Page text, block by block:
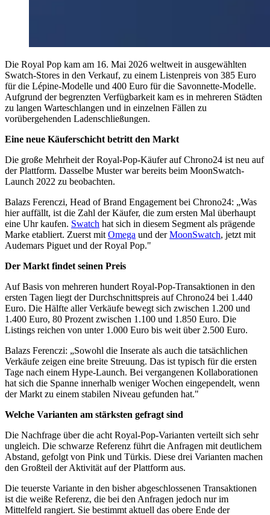
Die Royal Pop kam am 16. Mai 2026 weltweit in ausgewählten
Swatch-Stores in den Verkauf, zu einem Listenpreis von 385 Euro
für die Lépine-Modelle und 400 Euro für die Savonnette-Modelle.
Aufgrund der begrenzten Verfügbarkeit kam es in mehreren Städten
zu langen Warteschlangen und in einzelnen Fällen zu
vorübergehenden Ladenschließungen.
Eine neue Käuferschicht betritt den Markt
Die große Mehrheit der Royal-Pop-Käufer auf Chrono24 ist neu auf
der Plattform. Dasselbe Muster war bereits beim MoonSwatch-
Launch 2022 zu beobachten.
Balazs Ferenczi, Head of Brand Engagement bei Chrono24: „Was
hier auffällt, ist die Zahl der Käufer, die zum ersten Mal überhaupt
eine Uhr kaufen. Swatch hat sich in diesem Segment als prägende
Marke etabliert. Zuerst mit Omega und derMoonSwatch, jetzt mit
Audemars Piguet und der Royal Pop."
Der Markt findet seinen Preis
Auf Basis von mehreren hundert Royal-Pop-Transaktionen in den
ersten Tagen liegt der Durchschnittspreis auf Chrono24 bei 1.440
Euro. Die Hälfte aller Verkäufe bewegt sich zwischen 1.200 und
1.400 Euro, 80 Prozent zwischen 1.100 und 1.850 Euro. Die
Listings reichen von unter 1.000 Euro bis weit über 2.500 Euro.
Balazs Ferenczi: „Sowohl die Inserate als auch die tatsächlichen
Verkäufe zeigen eine breite Streuung. Das ist typisch für die ersten
Tage nach einem Hype-Launch. Bei vergangenen Kollaborationen
hat sich die Spanne innerhalb weniger Wochen eingependelt, wenn
der Markt zu einem stabilen Niveau gefunden hat."
Welche Varianten am stärksten gefragt sind
Die Nachfrage über die acht Royal-Pop-Varianten verteilt sich sehr
ungleich. Die schwarze Referenz führt die Anfragen mit deutlichem
Abstand, gefolgt von Pink und Türkis. Diese drei Varianten machen
den Großteil der Aktivität auf der Plattform aus.
Die teuerste Variante in den bisher abgeschlossenen Transaktionen
ist die weiße Referenz, die bei den Anfragen jedoch nur im
Mittelfeld rangiert. Sie bestimmt aktuell das obere Ende der